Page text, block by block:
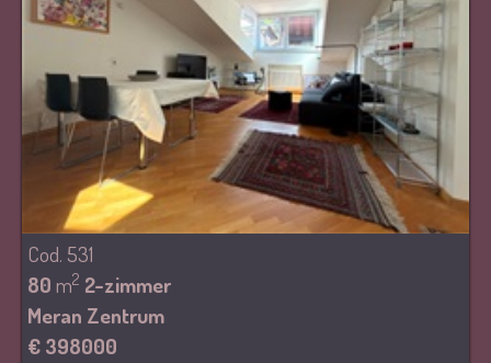
Cod. 531
80 m2 2-zimmer
Meran Zentrum
€ 398000